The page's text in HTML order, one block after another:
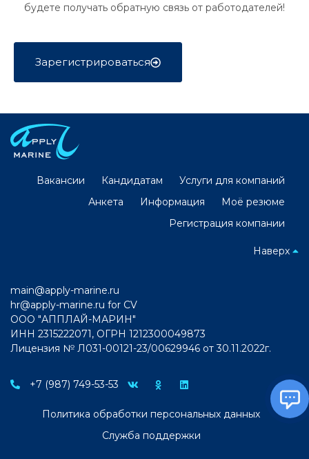
будете получать обратную связь от работодателей!
Зарегистрироваться
Вакансии Кандидатам
Услуги для компаний
Анкета
Информация
Моё резюме
Регистрация компании
Наверх
main@apply-marine.ru
hr@apply-marine.ru for CV
ООО "АППЛАЙ-МАРИН"
ИНН 2315222071, ОГРН 1212300049873
Лицензия № Л031-00121-23/00629946 от 30.11.2022г.
+7 (987) 749-53-53
Политика обработки персональных данных
Служба поддержки